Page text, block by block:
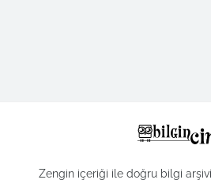
Zengin içeriği ile doğru bilgi